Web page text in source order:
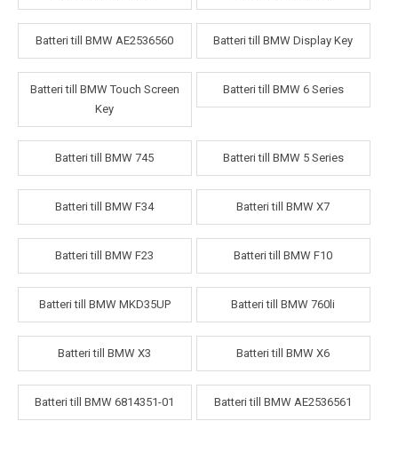
Batteri till BMW AE2536560 Batteri till BMW Display Key
Batteri till BMW Touch Screen
Key
Batteri till BMW 6 Series
Batteri till BMW 745 Batteri till BMW 5 Series
Batteri till BMW F34 Batteri till BMW X7
Batteri till BMW F23 Batteri till BMW F10
Batteri till BMW MKD35UP Batteri till BMW 760li
Batteri till BMW X3 Batteri till BMW X6
Batteri till BMW 6814351-01 Batteri till BMW AE2536561